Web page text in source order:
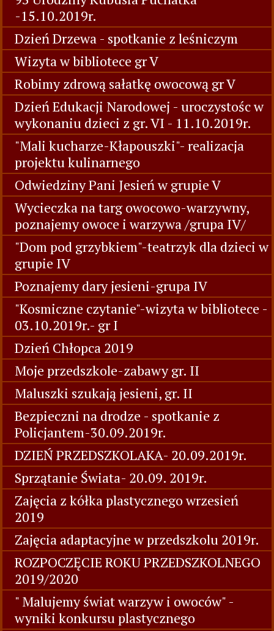
-15.10.2019r.
Dzień Drzewa - spotkanie z leśniczym
Wizyta w bibliotece gr V
Robimy zdrową sałatkę owocową gr V
Dzień Edukacji Narodowej - uroczystośc w
wykonaniu dzieci z gr. VI - 11.10.2019r.
"Mali kucharze-Kłapouszki"- realizacja
projektu kulinarnego
Odwiedziny Pani Jesień w grupie V
Wycieczka na targ owocowo-warzywny,
poznajemy owoce i warzywa /grupa IV/
"Dom pod grzybkiem"-teatrzyk dla dzieci w
grupie IV
Poznajemy dary jesieni-grupa IV
"Kosmiczne czytanie"-wizyta w bibliotece -
03.10.2019r.- gr I
Dzień Chłopca 2019
Moje przedszkole-zabawy gr. II
Maluszki szukają jesieni, gr. II
Bezpieczni na drodze - spotkanie z
Policjantem-30.09.2019r.
DZIEŃ PRZEDSZKOLAKA- 20.09.2019r.
Sprzątanie Świata- 20.09. 2019r.
Zajęcia z kółka plastycznego wrzesień
2019
Zajęcia adaptacyjne w przedszkolu 2019r.
ROZPOCZĘCIE ROKU PRZEDSZKOLNEGO
2019/2020
" Malujemy świat warzyw i owoców" -
wyniki konkursu plastycznego